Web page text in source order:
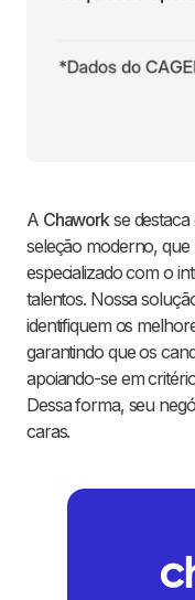
A Chaworkse
seleção moderno, que
especializado com o
talentos. Nossa
identifiquem os
garantindo que os
apoiando-se em
Dessa forma, seu
caras.